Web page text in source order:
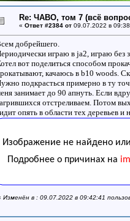
Re: ЧАВО, том 7 (всё
« Ответ #2384 от09.07.2022 в
добрейшего.
играю в ja2, играю без
вот поделиться способом
качаюсь в b10 woods.
подкрасться примерно в ту
занимает до 90 апнуть. Если
отстреливаем. Потом
опять в области тех деревьев и
Изменён в : 09.07.2022 в 09:42:41